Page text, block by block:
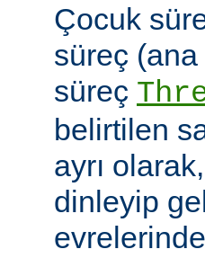
Çocuk
süreç
süreç
belirtilen
ayrı
dinleyip